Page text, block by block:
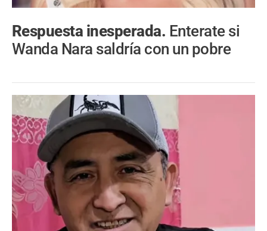
Respuesta inesperada. Enterate si
Wanda Nara saldría con un pobre